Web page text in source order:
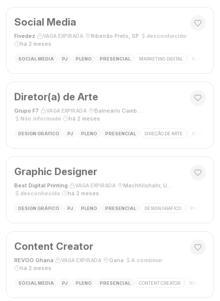
Social Media
Fivedez VAGA EXPIRADA Ribeirão Preto, SP desconhecido
há 2 meses
SOCIAL MEDIA PJ PLENO PRESENCIAL MARKETING DIGITAL REDES
Diretor(a) de Arte
Grupo F7 VAGA EXPIRADA Balneário Camboriú, SC, Brasil
Não informado
há 2 meses
DESIGN GRÁFICO PJ PLENO PRESENCIAL DIREÇÃO DE ARTE ADOBE
Graphic Designer
Best Digital Printing VAGA EXPIRADA Machhlishahr, Uttar Pradesh, Índia
desconhecido
há 2 meses
DESIGN GRÁFICO PJ PLENO PRESENCIAL DESIGN GRÁFICO PHOTOSHOP
Content Creator
REVOO Ghana VAGA EXPIRADA Gana A combinar·
há 2 meses
SOCIAL MEDIA PJ PLENO PRESENCIAL CONTENT CREATOR SOCIAL MEDIA